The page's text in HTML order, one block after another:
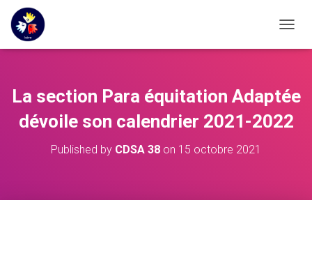
La section Para équitation Adaptée
dévoile son calendrier 2021-2022
Published by CDSA 38 on 15 octobre 2021